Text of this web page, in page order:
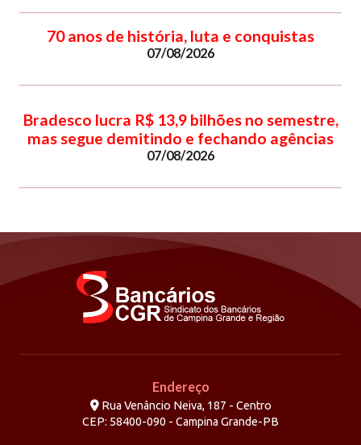
70 anos de história, luta e conquistas
07/08/2026
Bradesco lucra R$ 13,9 bilhões no semestre,
mas segue demitindo e fechando agências
07/08/2026
Endereço
Rua Venâncio Neiva, 187 - Centro
CEP: 58400-090 - Campina Grande-PB